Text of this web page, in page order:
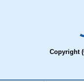
Copyright